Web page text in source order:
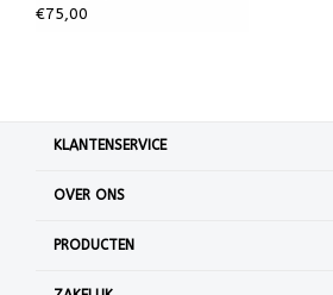
€75,00
KLANTENSERVICE
OVER ONS
PRODUCTEN